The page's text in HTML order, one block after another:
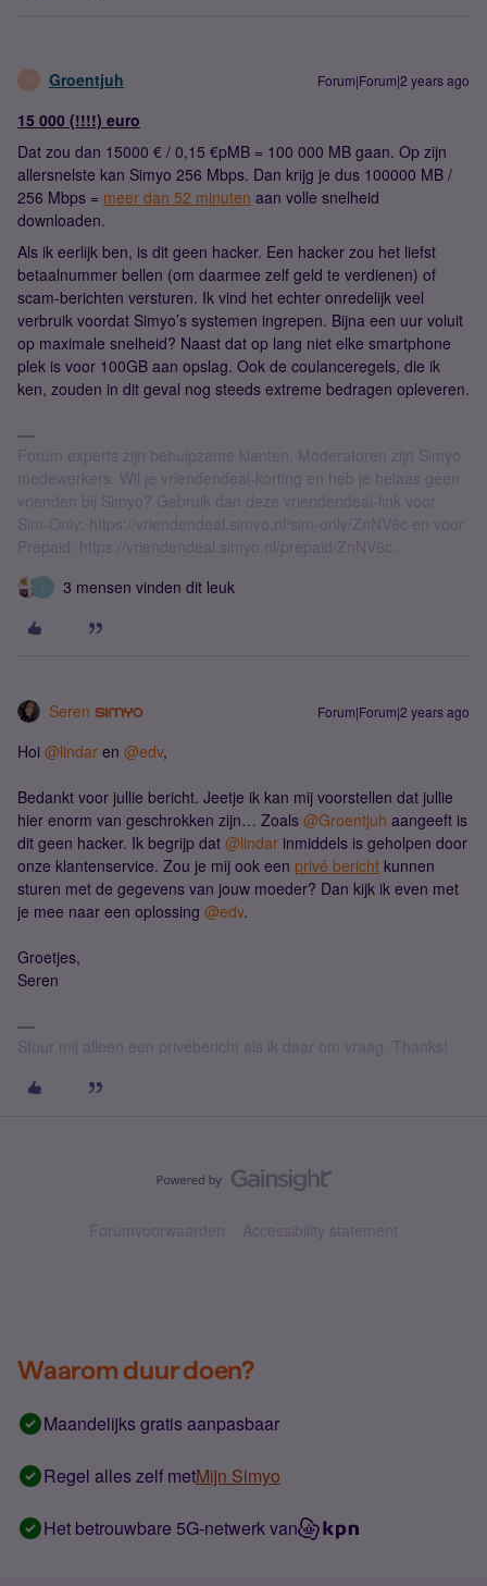
G Groentjuh Forum|Forum|2 years ago
15 000 (!!!!) euro
Dat zou dan 15000 € / 0,15 €pMB = 100 000 MB gaan. Op zijn
allersnelste kan Simyo 256 Mbps. Dan krijg je dus 100000 MB /
256 Mbps = meer dan 52 minuten aan volle snelheid
downloaden.
Als ik eerlijk ben, is dit geen hacker. Een hacker zou het liefst
betaalnummer bellen (om daarmee zelf geld te verdienen) of
scam-berichten versturen. Ik vind het echter onredelijk veel
verbruik voordat Simyo’s systemen ingrepen. Bijna een uur voluit
op maximale snelheid? Naast dat op lang niet elke smartphone
plek is voor 100GB aan opslag. Ook de coulanceregels, die ik
ken, zouden in dit geval nog steeds extreme bedragen opleveren.
Forum experts zijn behulpzame klanten. Moderatoren zijn Simyo
medewerkers. Wil je vriendendeal-korting en heb je helaas geen
vrienden bij Simyo? Gebruik dan deze vriendendeal-link voor
Sim-Only: https://vriendendeal.simyo.nl/sim-only/ZnNV6c en voor
Prepaid: https://vriendendeal.simyo.nl/prepaid/ZnNV6c.
3 mensen vinden dit leuk
Seren Forum|Forum|2 years ago
Hoi @lindar en @edv,
Bedankt voor jullie bericht. Jeetje ik kan mij voorstellen dat jullie
hier enorm van geschrokken zijn… Zoals @Groentjuh aangeeft is
dit geen hacker. Ik begrijp dat @lindar inmiddels is geholpen door
onze klantenservice. Zou je mij ook een privé bericht kunnen
sturen met de gegevens van jouw moeder? Dan kijk ik even met
je mee naar een oplossing @edv.
Groetjes,
Seren
Stuur mij alleen een privébericht als ik daar om vraag. Thanks!
Forumvoorwaarden Accessibility statement
Waarom duur doen?
Maandelijks gratis aanpasbaar
Regel alles zelf metMijn Simyo
Het betrouwbare 5G-netwerk van